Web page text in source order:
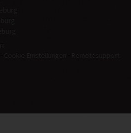
Cookie Einstellungen Remotesupport